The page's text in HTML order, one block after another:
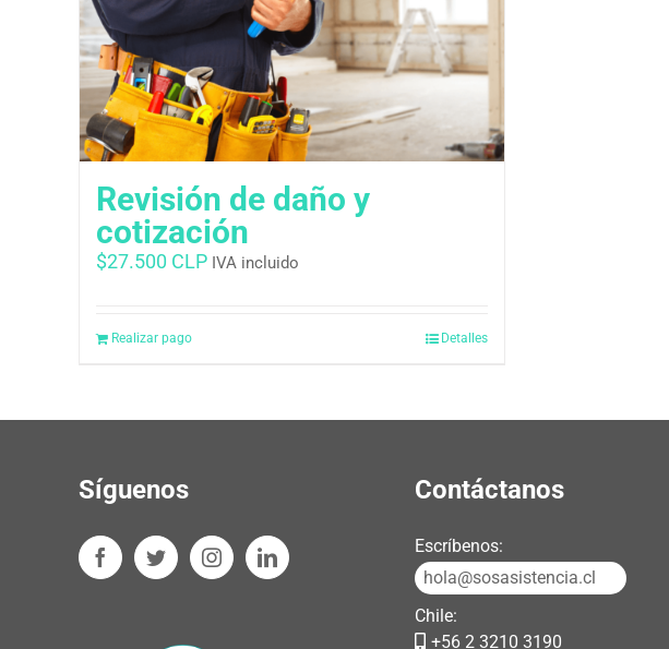
Revisión de daño y
cotización
$27.500 CLP IVA incluido
Realizar pago Detalles
Síguenos Contáctanos
Escríbenos:
hola@sosasistencia.cl
Chile:
+56 2 3210 3190